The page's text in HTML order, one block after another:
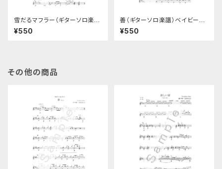
雪だるマフラー（ギターソロ楽
譜）
¥550
善（ギターソロ楽譜）ベイビーズ
ソングNo.6
¥550
その他の商品